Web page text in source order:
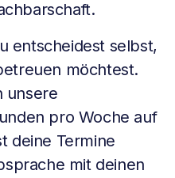
entscheidest selbst,
möchtest.
unsere
pro Woche auf
deine Termine
mit deinen